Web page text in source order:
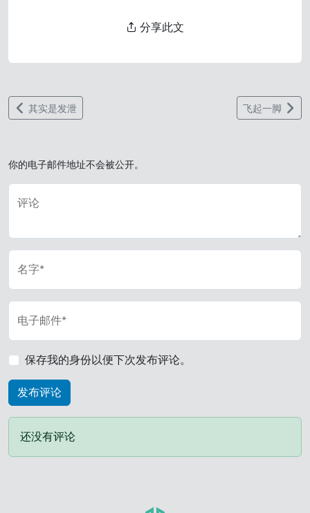
分享此文
其实是发泄 飞起一脚
你的电子邮件地址不会被公开。
评论
名字*
电子邮件*
保存我的身份以便下次发布评论。
还没有评论